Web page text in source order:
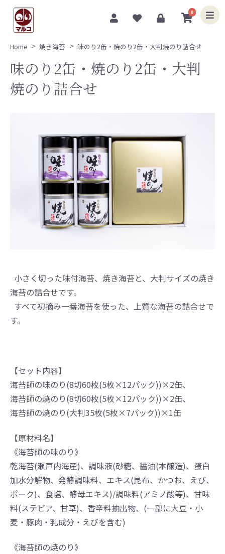
0
Home 焼き海苔 味のり2缶・焼のり2缶・大判焼のり詰合せ
味のり2缶・焼のり2缶・大判
焼のり詰合せ
小さく切った味付海苔、焼き海苔と、大判サイズの焼き
海苔の詰合せです。
すべて初摘み一番海苔を使った、上質な海苔の詰合せで
す。
【セット内容】
海苔師の味のり(8切60枚(5枚×12パック))×2缶、
海苔師の焼のり(8切60枚(5枚×12パック))×2缶、
海苔師の焼のり(大判35枚(5枚×7パック))×1缶
【原材料名】
《海苔師の味のり》
乾海苔(瀬戸内海産)、調味液(砂糖、醤油(本醸造)、蛋白
加水分解物、発酵調味料、エキス(昆布、かつお、えび、
ポーク)、食塩、酵母エキス)/調味料(アミノ酸等)、甘味
料(ステビア、甘草)、香辛料抽出物、(一部に大豆・小
麦・豚肉・乳成分・えびを含む)
《海苔師の焼のり》